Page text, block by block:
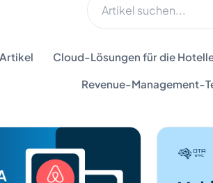
Artikel Cloud-Lösungen für die
Revenue-Management-